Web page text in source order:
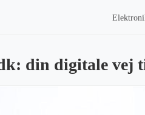
din digitale